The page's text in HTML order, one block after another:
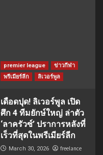
premier league
ข่าวกีฬา
พรีเมียร์ลีก
ลิเวอร์พูล
เดือดปุด! ลิเวอร์พูล เปิด
ศึก 4 ทีมยักษ์ใหญ่ ล่าตัว
‘ลาครัวซ์’ ปราการหลังที่
เร็วที่สุดในพรีเมียร์ลีก
March 30, 2026 freelance